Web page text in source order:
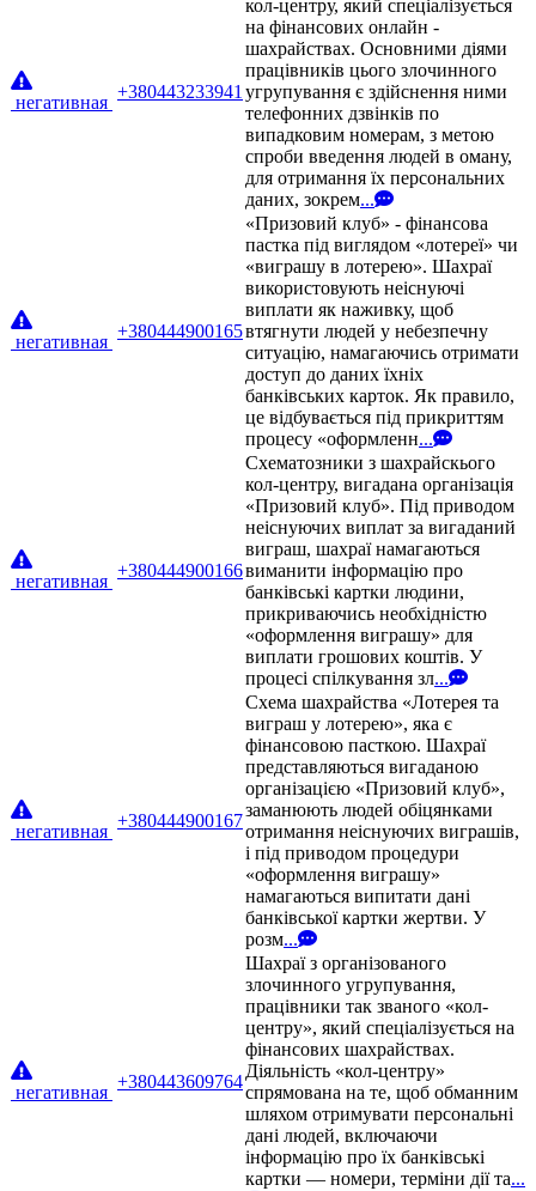
негативная
+380443233941
кол-центру, який спеціалізується
на фінансових онлайн -
шахрайствах. Основними діями
працівників цього злочинного
угрупування є здійснення ними
телефонних дзвінків по
випадковим номерам, з метою
спроби введення людей в оману,
для отримання їх персональних
даних, зокрем...
негативная
+380444900165
«Призовий клуб» - фінансова
пастка під виглядом «лотереї» чи
«виграшу в лотерею». Шахраї
використовують неіснуючі
виплати як наживку, щоб
втягнути людей у небезпечну
ситуацію, намагаючись отримати
доступ до даних їхніх
банківських карток. Як правило,
це відбувається під прикриттям
процесу «оформленн...
негативная
+380444900166
Схематозники з шахрайскього
кол-центру, вигадана організація
«Призовий клуб». Під приводом
неіснуючих виплат за вигаданий
виграш, шахраї намагаються
виманити інформацію про
банківські картки людини,
прикриваючись необхідністю
«оформлення виграшу» для
виплати грошових коштів. У
процесі спілкування зл...
негативная
+380444900167
Схема шахрайства «Лотерея та
виграш у лотерею», яка є
фінансовою пасткою. Шахраї
представляються вигаданою
організацією «Призовий клуб»,
заманюють людей обіцянками
отримання неіснуючих виграшів,
і під приводом процедури
«оформлення виграшу»
намагаються випитати дані
банківської картки жертви. У
розм...
негативная
+380443609764
Шахраї з організованого
злочинного угрупування,
працівники так званого «кол-
центру», який спеціалізується на
фінансових шахрайствах.
Діяльність «кол-центру»
спрямована на те, щоб обманним
шляхом отримувати персональні
дані людей, включаючи
інформацію про їх банківські
картки — номери, терміни дії та...